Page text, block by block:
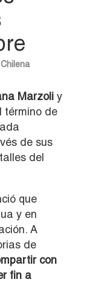
Marzoli y
término de
de sus
del
que
y en
A
de
con
fin a